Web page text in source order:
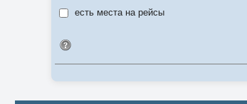
есть места на рейсы